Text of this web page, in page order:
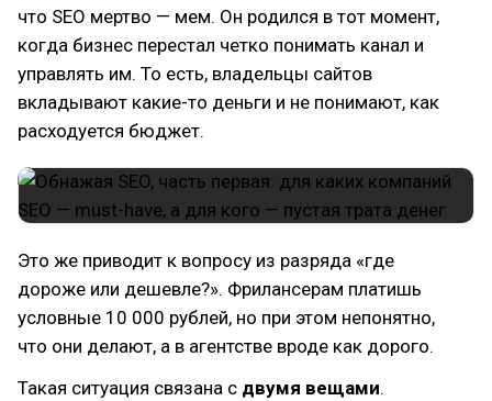
что SEO мертво — мем. Он родился в тот момент,
когда бизнес перестал четко понимать канал и
управлять им. То есть, владельцы сайтов
вкладывают какие-то деньги и не понимают, как
расходуется бюджет.
Это же приводит к вопросу из разряда «где
дороже или дешевле?». Фрилансерам платишь
условные 10 000 рублей, но при этом непонятно,
что они делают, а в агентстве вроде как дорого.
Такая ситуация связана с двумя вещами.